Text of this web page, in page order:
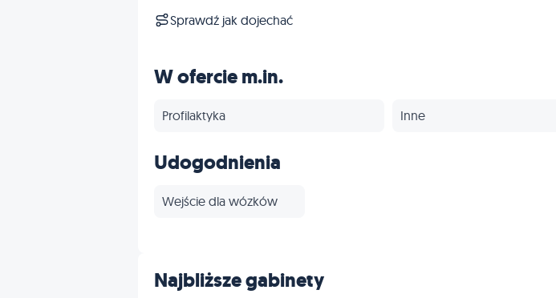
Sprawdź jak dojechać
W ofercie m.in.
Profilaktyka Inne
Udogodnienia
Wejście dla wózków
Najbliższe gabinety